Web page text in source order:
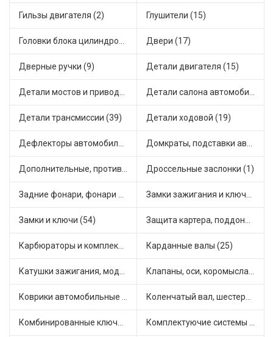
Гильзы двигателя (2) Глушители (15)
Головки блока цилиндров (2) Двери (17)
Дверные ручки (9) Детали двигателя (15)
Детали мостов и привода трансмиссии (58) Детали салона автомобиля (47)
Детали трансмиссии (39) Детали ходовой (19)
Дефлекторы автомобильные (4) Домкраты, подставки автомобильные (1)
Дополнительные, противотуманные фары (2) Дроссельные заслонки (1)
Задние фонари, фонари видимости (5) Замки зажигания и ключи (11)
Замки и ключи (54) Защита картера, поддона, КПП (3)
Карбюраторы и комплектующие (32) Карданные валы (25)
Катушки зажигания, модули зажигания (3) Клапаны, оси, коромысла (14)
Коврики автомобильные (7) Коленчатый вал, шестерни коленчатого вала (9)
Комбинированные ключи (3) Комплектуючие системы стеклоочистителя (9)